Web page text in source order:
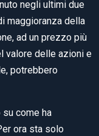
negli ultimi due
maggioranza della
ad un prezzo più
valore delle azioni e
potrebbero
come ha
ora sta solo